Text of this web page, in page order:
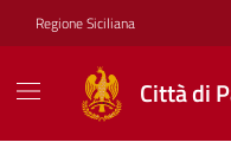
Vai ai contenuti
Vai al footer
Regione Siciliana
Città di